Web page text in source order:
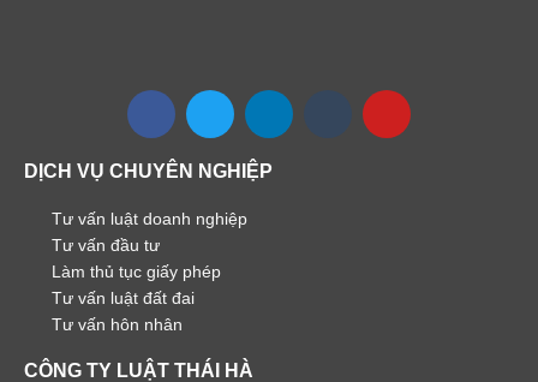
DỊCH VỤ CHUYÊN NGHIỆP
Tư vấn luật doanh nghiệp
Tư vấn đầu tư
Làm thủ tục giấy phép
Tư vấn luật đất đai
Tư vấn hôn nhân
CÔNG TY LUẬT THÁI HÀ